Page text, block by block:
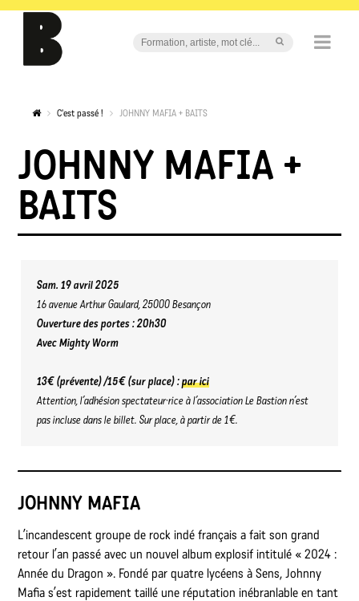
C'est passé ! JOHNNY MAFIA + BAITS
JOHNNY MAFIA +
BAITS
Sam. 19 avril 2025
16 avenue Arthur Gaulard, 25000 Besançon
Ouverture des portes : 20h30
Avec Mighty Worm
13€ (prévente) /15€ (sur place) : par ici
Attention, l’adhésion spectateur·rice à l’association Le Bastion n’est
pas incluse dans le billet. Sur place, à partir de 1€.
JOHNNY MAFIA
L’incandescent groupe de rock indé français a fait son grand
retour l’an passé avec un nouvel album explosif intitulé « 2024 :
Année du Dragon ». Fondé par quatre lycéens à Sens, Johnny
Mafia s’est rapidement taillé une réputation inébranlable en tant